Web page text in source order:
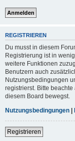
REGISTRIEREN
Du musst in diesem
Registrierung ist in
weitere Funktionen
Benutzern auch
Nutzungsbedingungen
registrierst. Bitte
diesem Board bewegst.
Nutzungsbedingungen |
Registrieren